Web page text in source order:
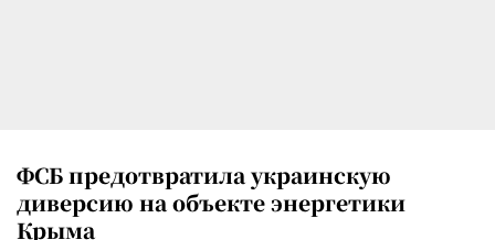
ФСБ предотвратила украинскую
диверсию на объекте энергетики
Крыма